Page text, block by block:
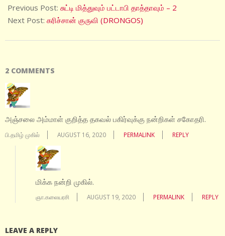
08-
15
Previous Post: சுட்டி மித்துவும் பட்டாபி தாத்தாவும் – 2
Next Post: கரிச்சான் குருவி (DRONGOS)
2 COMMENTS
அஞ்சலை அம்மாள் குறித்த தகவல் பகிர்வுக்கு நன்றிகள் சகோதரி.
பி.தமிழ் முகில் AUGUST 16, 2020 PERMALINK REPLY
மிக்க நன்றி முகில்.
ஞா.கலையரசி AUGUST 19, 2020 PERMALINK REPLY
LEAVE A REPLY